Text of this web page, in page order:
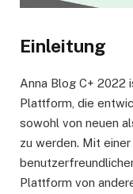
Einleitung
Anna Blog C+ 2022
Plattform, die
sowohl von neuen
zu werden. Mit
Plattform von